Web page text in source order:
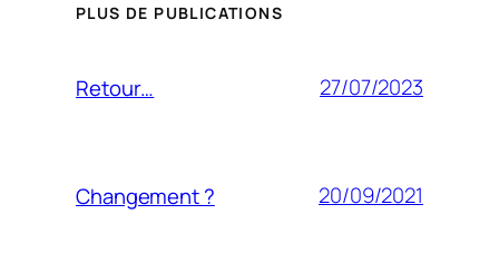
PLUS DE PUBLICATIONS
Retour… 27/07/2023
Changement ? 20/09/2021